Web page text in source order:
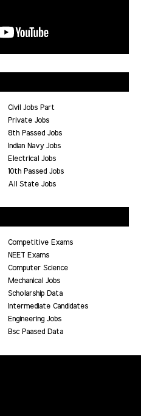
Civil Jobs Part
Private Jobs
8th Passed Jobs
Indian Navy Jobs
Electrical Jobs
10th Passed Jobs
All State Jobs
Competitive Exams
NEET Exams
Computer Science
Mechanical Jobs
Scholarship Data
Intermediate Candidates
Engineering Jobs
Bsc Paased Data